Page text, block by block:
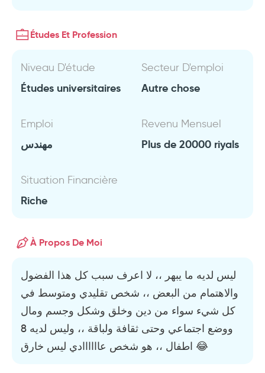
Études Et Profession
Niveau D'étude
Études universitaires
Secteur D'emploi
Autre chose
Emploi
مهندس
Revenu Mensuel
Plus de 20000 riyals
Situation Financière
Riche
À Propos De Moi
ليس لديه ما يبهر ،، لا اعرف سبب كل هذا الفضول
والاهتمام من البعض ،، شخص تقليدي ومتوسط في
كل شيء سواء من دين وخلق وشكل وجسم ومال
ووضع اجتماعي وحتى ثقافة ولباقة ،، وليس لديه 8
اطفال ،، هو شخص عاااااادي ليس خارق 😂